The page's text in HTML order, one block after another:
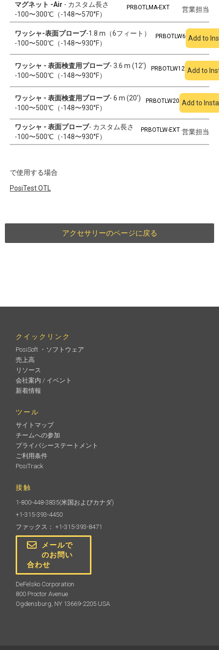
マグネット -Air - カスタム長さ
-100〜300℃（-148〜570°F）
PRBOTLMA-EXT 営業担当
ワッシャ-表面プローブ-1.8 m（6フィート）
-100〜500℃（-148〜930°F）
PRBOTLW6 Add to
ワッシャ - 表面検査用プローブ- 3.6 m (12')
-100〜500℃（-148〜930°F）
PRBOTLW12 Add to
ワッシャ - 表面検査用プローブ- 6 m (20')
-100〜500℃（-148〜930°F）
PRBOTLW20 Add to
ワッシャ - 表面プローブ- カスタム長さ
-100〜500℃（-148〜930°F）
PRBOTLW-EXT 営業担当
で使用する場合
PosiTestOTL
アクセサリーのページに戻る
クイックリンク
PosiSoft ・ソフトウェア
売上高
リソース
会社案内 / イベント
新着情報
ツール
サイトマップ
チームへの参加
プライバシーステートメント
ご利用条件
PosiTrack
接触
1-800-448-3835(米国およびカナダ)
+1-315-393-4450
ファックス： +1-315-393-8471
メールで
のお問い
合わせ
DeFelsko Corporation
800 Proctor Avenue
Ogdensburg, NY 13669-2205 USA